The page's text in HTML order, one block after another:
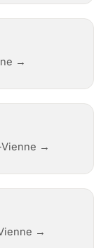
→
Vienne →
→